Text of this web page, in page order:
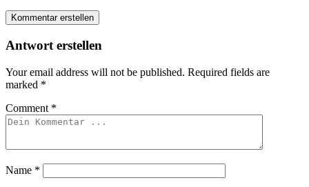
Kommentar erstellen
Antwort erstellen
Your email address will not be published. Required fields are
marked *
Comment *
Name *